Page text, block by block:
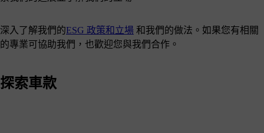
深入了解我們的ESG 政策和立場 和我們的做法。如果您有相關
的專業可協助我們，也歡迎您與我們合作。
探索車款